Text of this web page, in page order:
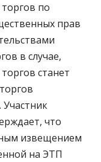
по
прав
в случае,
станет
что
извещением
на ЭТП